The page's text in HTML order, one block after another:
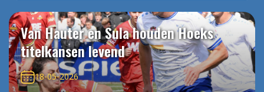
Van Hauter en Sula houden Hoeks
titelkansen levend
18-05-2026